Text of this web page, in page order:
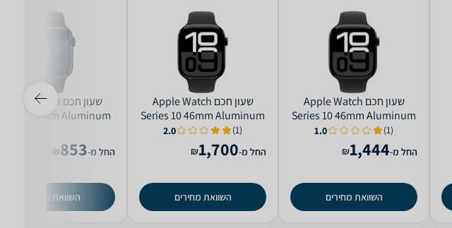
שעון חכם Apple Watch
Series 10 46mm Aluminum
Case Rubber Sport Band
GPS
(1)
1.0
החל מ-1,444
₪
השוואת מחירים
שעון חכם Apple Watch
Series 10 46mm Aluminum
Case Rubber Sport Band
GPS +‎ Cellular
(1)
2.0
החל מ-1,700
₪
השוואת מחירים
שעון חכם Apple Watch
9 41mm Aluminum
החל מ-853
₪
השוואת מחירים